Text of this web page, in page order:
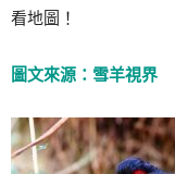
看地圖！
圖文來源：雪羊視界